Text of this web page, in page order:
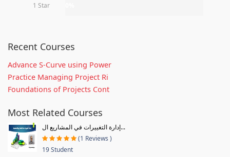
1 Star
Recent Courses
Advance S-Curve using Power
Practice Managing Project Ri
Foundations of Projects Cont
Most Related Courses
إدارة التغييرات في المشاريع ال...
(1 Reviews )
19 Student